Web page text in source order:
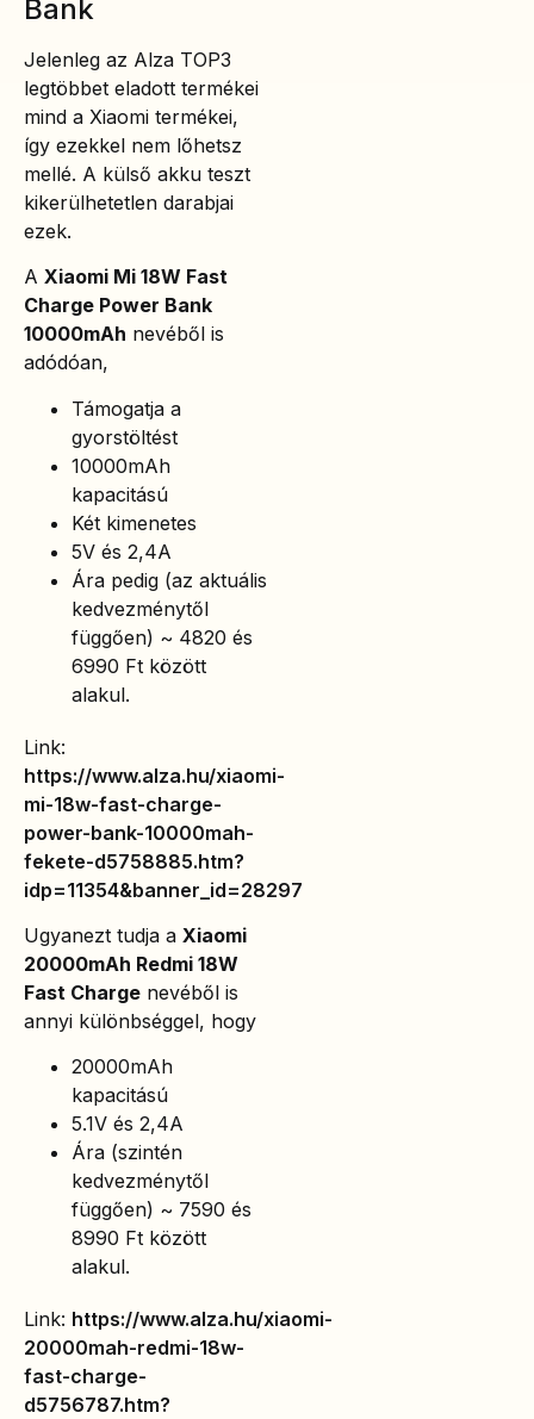
Bank
Jelenleg az Alza TOP3
legtöbbet eladott termékei
mind a Xiaomi termékei,
így ezekkel nem lőhetsz
mellé. A külső akku teszt
kikerülhetetlen darabjai
ezek.
A Xiaomi Mi 18W Fast
Charge Power Bank
10000mAh nevéből is
adódóan,
Támogatja a
gyorstöltést
10000mAh
kapacitású
Két kimenetes
5V és 2,4A
Ára pedig (az aktuális
kedvezménytől
függően) ~ 4820 és
6990 Ft között
alakul.
Link:
https://www.alza.hu/xiaomi-
mi-18w-fast-charge-
power-bank-10000mah-
fekete-d5758885.htm?
idp=11354&banner_id=28297
Ugyanezt tudja a Xiaomi
20000mAh Redmi 18W
Fast Charge nevéből is
annyi különbséggel, hogy
20000mAh
kapacitású
5.1V és 2,4A
Ára (szintén
kedvezménytől
függően) ~ 7590 és
8990 Ft között
alakul.
Link: https://www.alza.hu/xiaomi-
20000mah-redmi-18w-
fast-charge-
d5756787.htm?